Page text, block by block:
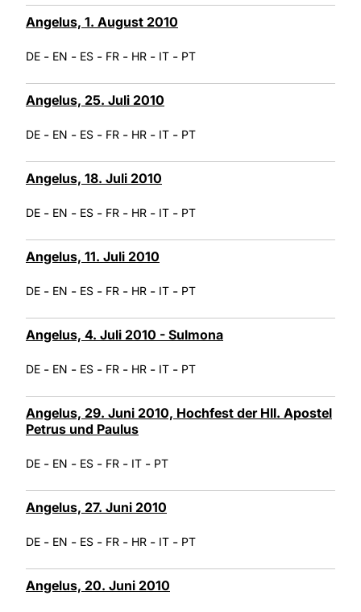
Angelus, 1. August 2010
DE - EN - ES - FR - HR - IT - PT
Angelus, 25. Juli 2010
DE - EN - ES - FR - HR - IT - PT
Angelus, 18. Juli 2010
DE - EN - ES - FR - HR - IT - PT
Angelus, 11. Juli 2010
DE - EN - ES - FR - HR - IT - PT
Angelus, 4. Juli 2010 - Sulmona
DE - EN - ES - FR - HR - IT - PT
Angelus, 29. Juni 2010, Hochfest der Hll. Apostel
Petrus und Paulus
DE - EN - ES - FR - IT - PT
Angelus, 27. Juni 2010
DE - EN - ES - FR - HR - IT - PT
Angelus, 20. Juni 2010